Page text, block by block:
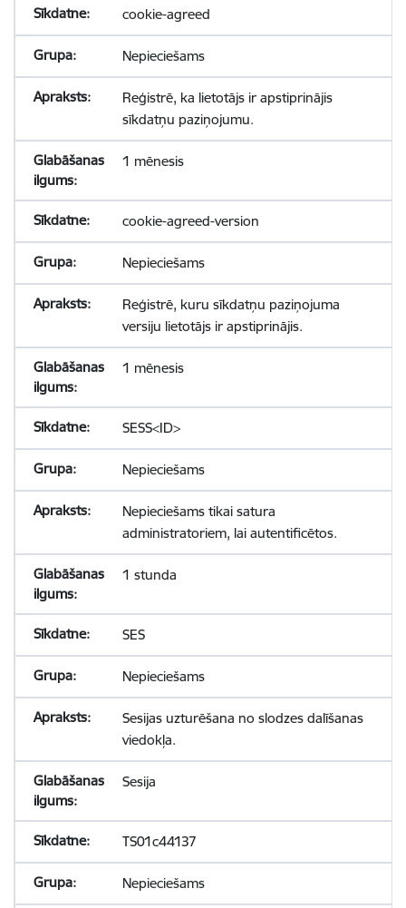
cookie-agreed
Nepieciešams
Reģistrē, ka lietotājs ir apstiprinājis
sīkdatņu paziņojumu.
1 mēnesis
cookie-agreed-version
Nepieciešams
Reģistrē, kuru sīkdatņu paziņojuma
versiju lietotājs ir apstiprinājis.
1 mēnesis
SESS<ID>
Nepieciešams
Nepieciešams tikai satura
administratoriem, lai autentificētos.
1 stunda
SES
Nepieciešams
Sesijas uzturēšana no slodzes dalīšanas
viedokļa.
Sesija
TS01c44137
Nepieciešams